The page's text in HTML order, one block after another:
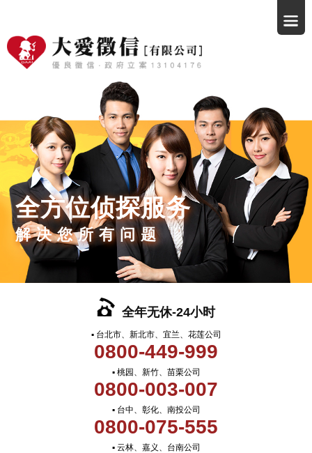
全方位侦探服务
解决您所有问题
全年无休-24小时
▪ 台北市、新北市、宜兰、花莲公司
0800-449-999
▪ 桃园、新竹、苗栗公司
0800-003-007
▪ 台中、彰化、南投公司
0800-075-555
▪ 云林、嘉义、台南公司